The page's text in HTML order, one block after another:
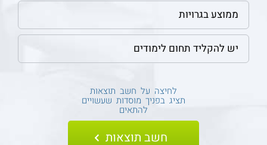
לחיצה על חשב תוצאות
תציג בפניך מוסדות שעשויים
להתאים